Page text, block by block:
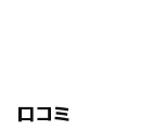
口コミ